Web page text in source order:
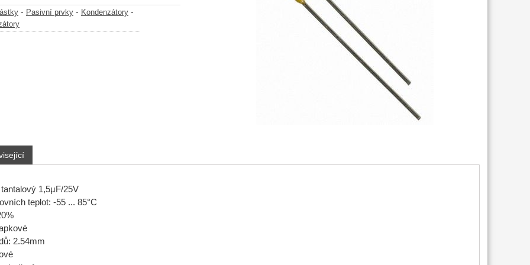
- Pasivní prvky - Kondenzátory -
1,5µF/25V
teplot: -55 ... 85°C
2.54mm